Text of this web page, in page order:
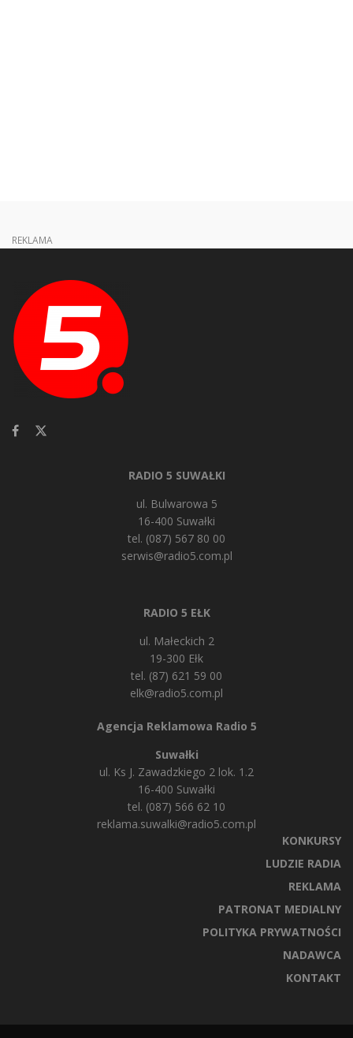
REKLAMA
RADIO 5 SUWAŁKI
ul. Bulwarowa 5
16-400 Suwałki
tel. (087) 567 80 00
serwis@radio5.com.pl
RADIO 5 EŁK
ul. Małeckich 2
19-300 Ełk
tel. (87) 621 59 00
elk@radio5.com.pl
Agencja Reklamowa Radio 5
Suwałki
ul. Ks J. Zawadzkiego 2 lok. 1.2
16-400 Suwałki
tel. (087) 566 62 10
reklama.suwalki@radio5.com.pl
KONKURSY
LUDZIE RADIA
REKLAMA
PATRONAT MEDIALNY
POLITYKA PRYWATNOŚCI
NADAWCA
KONTAKT